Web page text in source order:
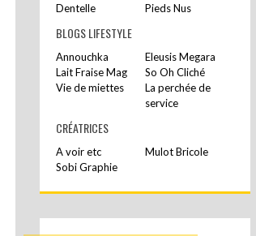
Dentelle
Pieds Nus
BLOGS LIFESTYLE
Annouchka
Eleusis Megara
Lait Fraise Mag
So Oh Cliché
Vie de miettes
La perchée de
service
CRÉATRICES
A voir etc
Mulot Bricole
Sobi Graphie